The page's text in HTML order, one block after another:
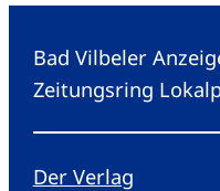
Bad Vilbeler
Zeitungsring
Der Verlag